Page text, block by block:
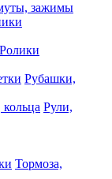
зажимы
Ролики
Рубашки,
Рули,
Тормоза,